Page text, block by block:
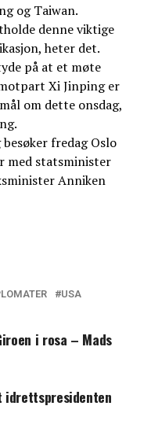
og Taiwan.
denne viktige
heter det.
på at et møte
Xi Jinping er
om dette onsdag,
fredag Oslo
med statsminister
Anniken
USA
i rosa – Mads